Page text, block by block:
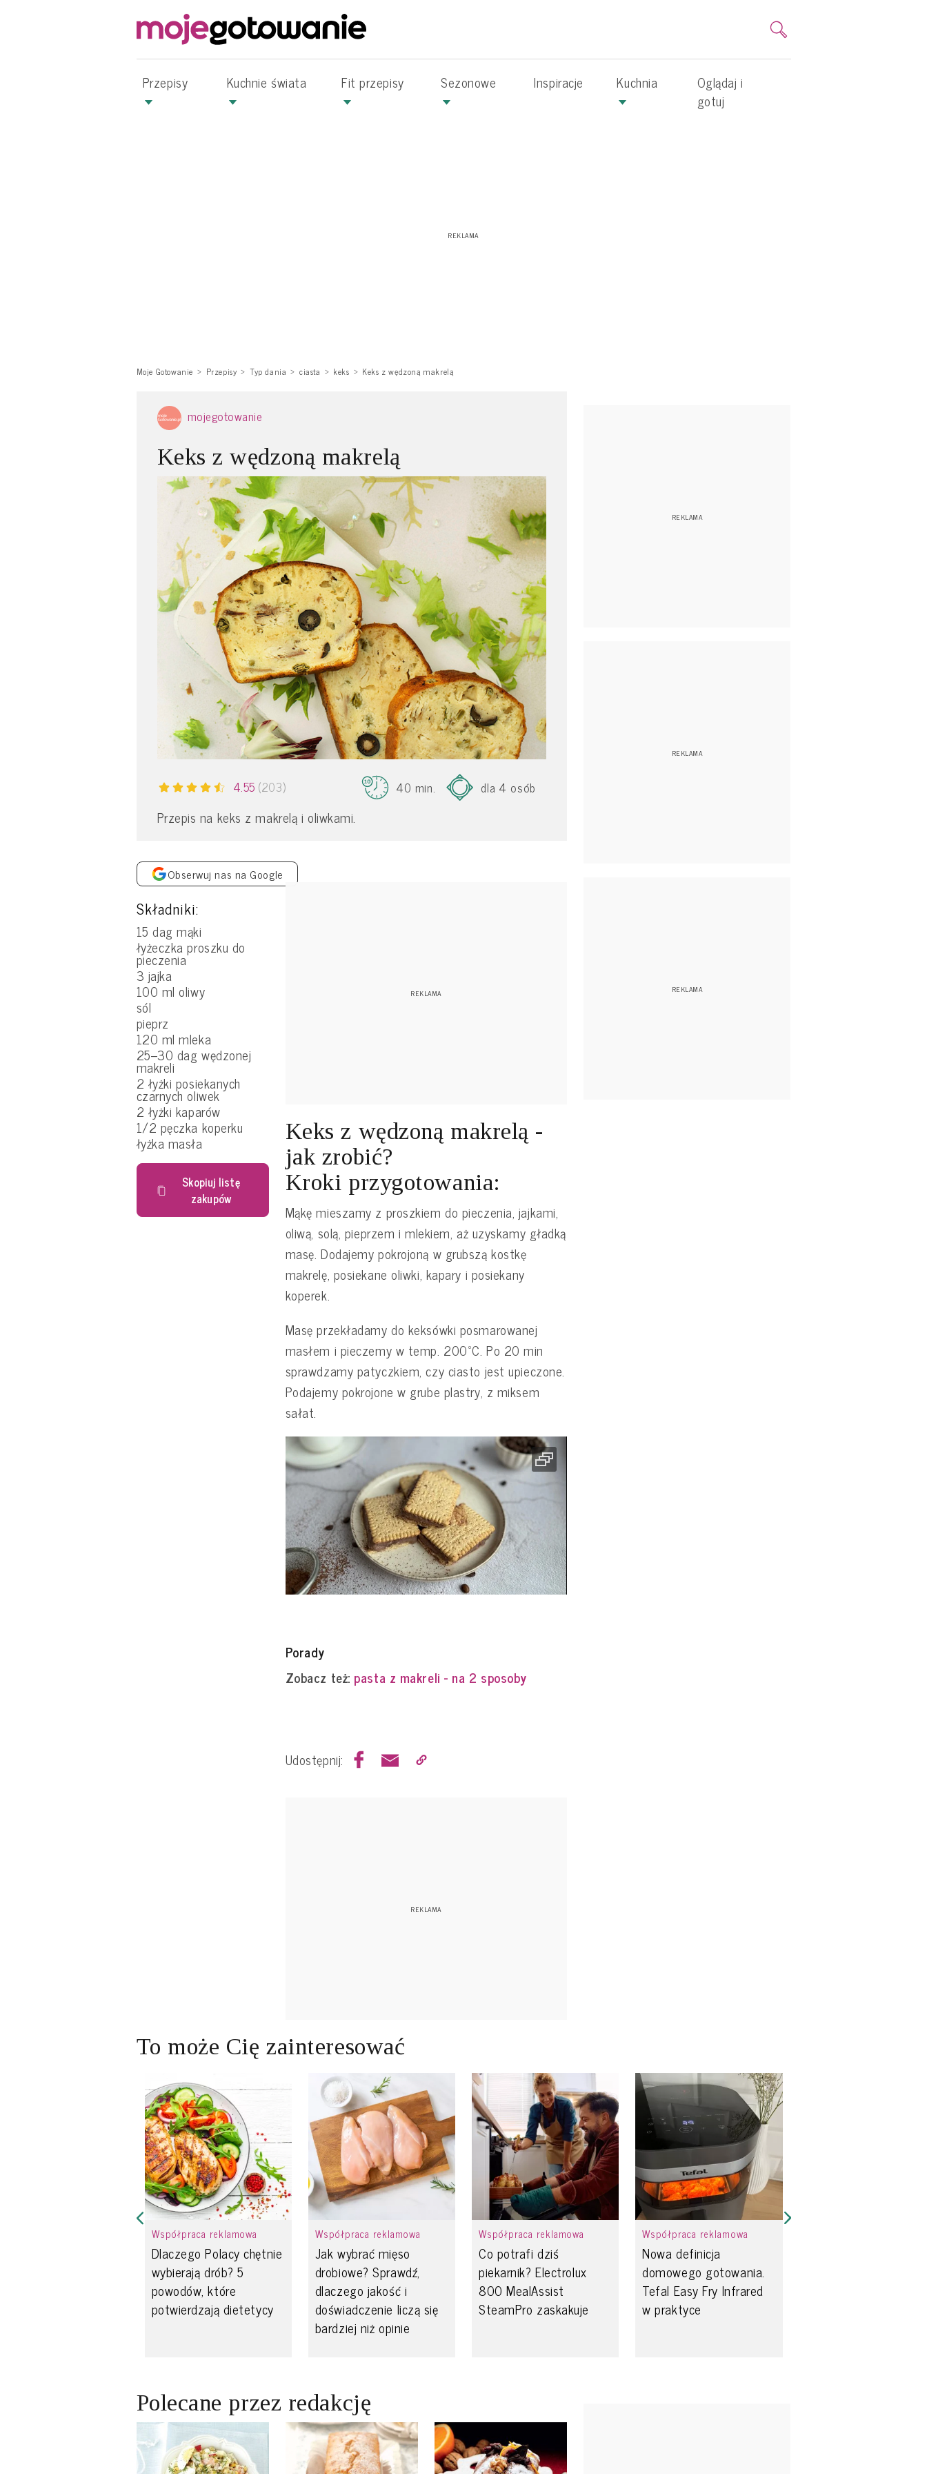
Przepisy Kuchnie świata Fit przepisy Sezonowe Inspiracje Kuchnia
Oglądaj i
gotuj
Moje Gotowanie Przepisy Typ dania ciasta keks Keks z wędzoną makrelą
mojegotowanie
Keks z wędzoną makrelą
4.55 (203) 40 min. dla 4 osób
Przepis na keks z makrelą i oliwkami.
Obserwuj nas na Google
Składniki:
15 dag mąki
łyżeczka proszku do
pieczenia
3 jajka
100 ml oliwy
sól
pieprz
120 ml mleka
25–30 dag wędzonej
makreli
2 łyżki posiekanych
czarnych oliwek
2 łyżki kaparów
1/2 pęczka koperku
łyżka masła
Skopiuj listę
zakupów
Keks z wędzoną makrelą -
jak zrobić?
Kroki przygotowania:
Mąkę mieszamy z proszkiem do pieczenia, jajkami,
oliwą, solą, pieprzem i mlekiem, aż uzyskamy gładką
masę. Dodajemy pokrojoną w grubszą kostkę
makrelę, posiekane oliwki, kapary i posiekany
koperek.
Masę przekładamy do keksówki posmarowanej
masłem i pieczemy w temp. 200ºC. Po 20 min
sprawdzamy patyczkiem, czy ciasto jest upieczone.
Podajemy pokrojone w grube plastry, z miksem
sałat.
Porady
Zobacz też: pasta z makreli - na 2 sposoby
Udostępnij:
To może Cię zainteresować
Współpraca reklamowa
Dlaczego Polacy chętnie
wybierają drób? 5
powodów, które
potwierdzają dietetycy
Współpraca reklamowa
Jak wybrać mięso
drobiowe? Sprawdź,
dlaczego jakość i
doświadczenie liczą się
bardziej niż opinie
Współpraca reklamowa
Co potrafi dziś
piekarnik? Electrolux
800 MealAssist
SteamPro zaskakuje
Współpraca reklamowa
Nowa definicja
domowego gotowania.
Tefal Easy Fry Infrared
w praktyce
Polecane przez redakcję